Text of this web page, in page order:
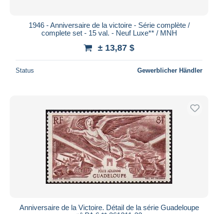
1946 - Anniversaire de la victoire - Série complète /
complete set - 15 val. - Neuf Luxe** / MNH
± 13,87 $
Status Gewerblicher Händler
Anniversaire de la Victoire. Détail de la série Guadeloupe